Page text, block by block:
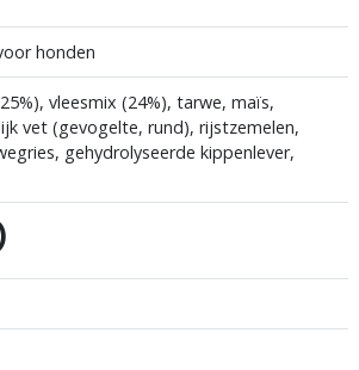
honden
vleesmix (24%), tarwe, maïs,
vet (gevogelte, rund), rijstzemelen,
gehydrolyseerde kippenlever,